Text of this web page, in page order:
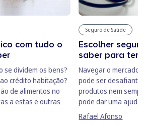
com tudo o
se dividem os bens?
crédito habitação?
de alimentos no
a estas e outras
Seguro de Saúde
Escolher
saber para ter
Navegar o
pode ser
produtos nem
pode dar uma ajuda.
Rafael Afonso